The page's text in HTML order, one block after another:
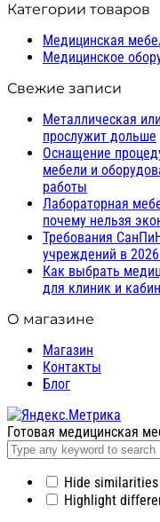
Категории товаров
Медицинская
Медицинское
Свежие записи
Металлическая
прослужит дольше
Оснащение
мебели и
работы
Лабораторная
почему нельзя
Требования
учреждений в
Как выбрать
для клиник и
О магазине
Магазин
Контакты
Блог
Готовая медицинская
Hide similarities
Highlight